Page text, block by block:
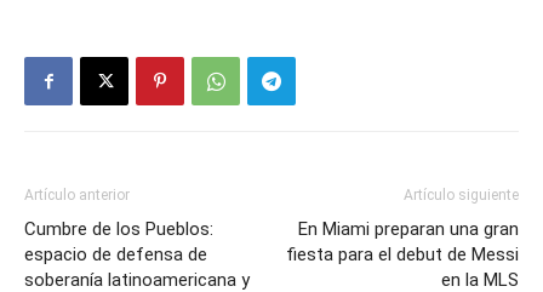
Artículo anterior
Cumbre de los Pueblos:
espacio de defensa de
soberanía latinoamericana y
Artículo siguiente
En Miami preparan una gran
fiesta para el debut de Messi
en la MLS